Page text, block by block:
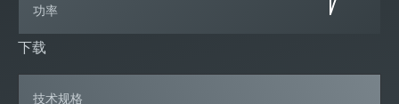
功率
下载
技术规格